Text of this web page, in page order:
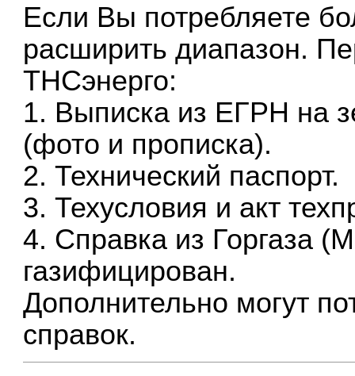
Если Вы потребляете
расширить диапазон.
ТНСэнерго:
1. Выписка из ЕГРН на
(фото и прописка).
2. Технический паспорт.
3. Техусловия и акт
4. Справка из Горгаза
газифицирован.
Дополнительно могут
справок.